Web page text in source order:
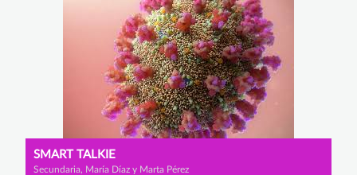
SMART TALKIE
Secundaria, María Díaz y Marta Pérez